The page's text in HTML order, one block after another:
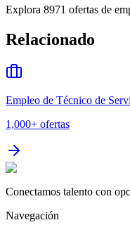
Explora 8971 ofertas de
Relacionado
Empleo de Técnico de
1,000+ ofertas
Conectamos talento con
Navegación